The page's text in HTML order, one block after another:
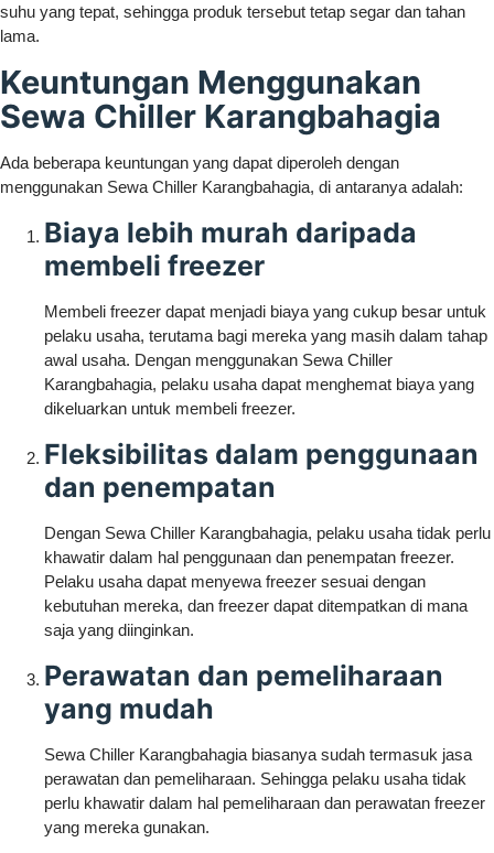
suhu yang tepat, sehingga produk tersebut tetap segar dan tahan
lama.
Keuntungan Menggunakan
Sewa Chiller Karangbahagia
Ada beberapa keuntungan yang dapat diperoleh dengan
menggunakan Sewa Chiller Karangbahagia, di antaranya adalah:
Biaya lebih murah daripada
membeli freezer
Membeli freezer dapat menjadi biaya yang cukup besar untuk
pelaku usaha, terutama bagi mereka yang masih dalam tahap
awal usaha. Dengan menggunakan Sewa Chiller
Karangbahagia, pelaku usaha dapat menghemat biaya yang
dikeluarkan untuk membeli freezer.
Fleksibilitas dalam penggunaan
dan penempatan
Dengan Sewa Chiller Karangbahagia, pelaku usaha tidak perlu
khawatir dalam hal penggunaan dan penempatan freezer.
Pelaku usaha dapat menyewa freezer sesuai dengan
kebutuhan mereka, dan freezer dapat ditempatkan di mana
saja yang diinginkan.
Perawatan dan pemeliharaan
yang mudah
Sewa Chiller Karangbahagia biasanya sudah termasuk jasa
perawatan dan pemeliharaan. Sehingga pelaku usaha tidak
perlu khawatir dalam hal pemeliharaan dan perawatan freezer
yang mereka gunakan.